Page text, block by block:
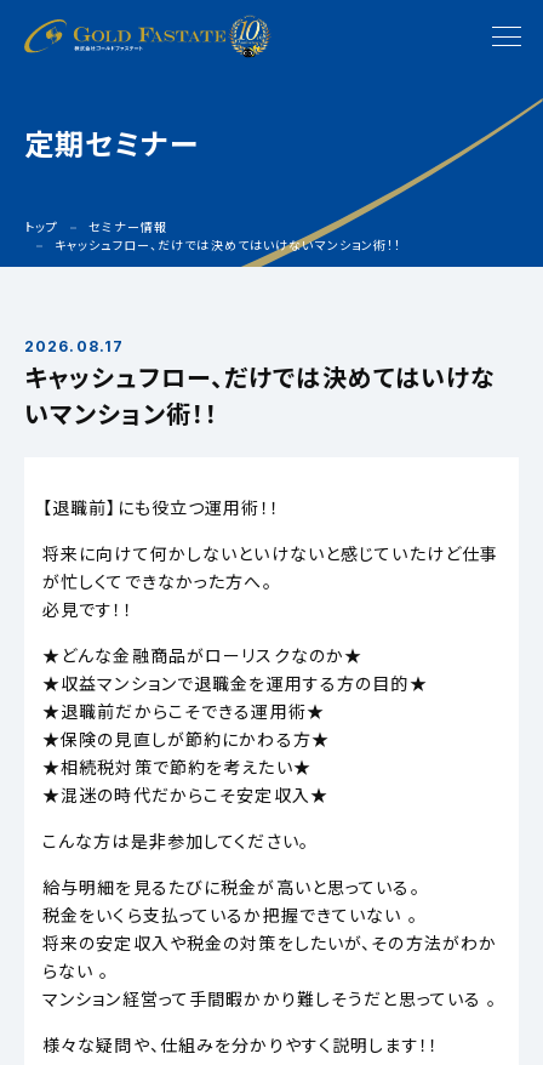
定期セミナー
トップ
セミナー情報
キャッシュフロー、だけでは決めてはいけないマンション術！！
2026.08.17
キャッシュフロー、だけでは決めてはいけな
いマンション術！！
【退職前】にも役立つ運用術！！
将来に向けて何かしないといけないと感じていたけど仕事
が忙しくてできなかった方へ。
必見です！！
★どんな金融商品がローリスクなのか★
★収益マンションで退職金を運用する方の目的★
★退職前だからこそできる運用術★
★保険の見直しが節約にかわる方★
★相続税対策で節約を考えたい★
★混迷の時代だからこそ安定収入★
こんな方は是非参加してください。
給与明細を見るたびに税金が高いと思っている。
税金をいくら支払っているか把握できていない 。
将来の安定収入や税金の対策をしたいが、その方法がわか
らない 。
マンション経営って手間暇かかり難しそうだと思っている 。
様々な疑問や、仕組みを分かりやすく説明します！！